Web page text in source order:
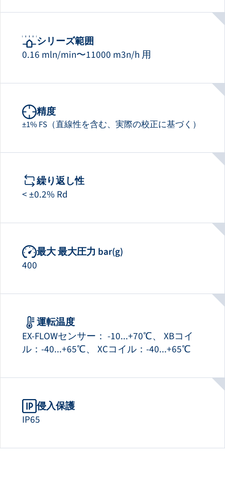
シリーズ範囲
0.16 mln/min〜11000 m3n/h 用
精度
±1% FS（直線性を含む、実際の校正に基づく）
繰り返し性
< ±0.2% Rd
最大 最大圧力 bar(g)
400
運転温度
EX-FLOWセンサー： -10...+70℃、 XBコイ
ル：-40...+65℃、 XCコイル：-40...+65℃
侵入保護
IP65